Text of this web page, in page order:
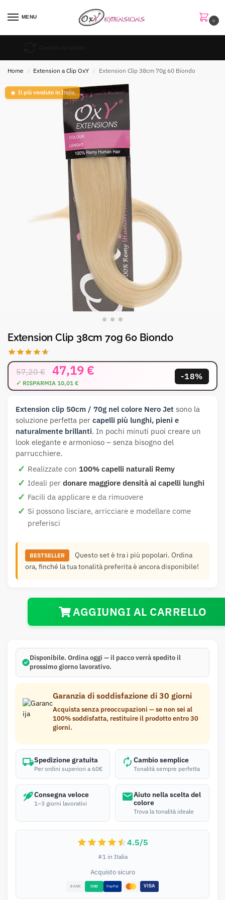
MENU
0
Home / Extension a Clip OxY / Extension Clip 38cm 70g 60 Biondo
Il più venduto in Italia
Extension Clip 38cm 70g 60 Biondo
57,20€ 47,19 € -18%
Extension clip 50cm / 70g nel colore Nero Jet sono la
soluzione perfetta per capelli più lunghi, pieni e
naturalmente brillanti. In pochi minuti puoi creare un
look elegante e armonioso – senza bisogno del
parrucchiere.
Realizzate con 100% capelli naturali Remy
Ideali per donare maggiore densità ai capelli lunghi
Facili da applicare e da rimuovere
Si possono lisciare, arricciare e modellare come
preferisci
BESTSELLER
Questo set è tra i più popolari. Ordina
ora, finché la tua tonalità preferita è ancora disponibile!
AGGIUNGI AL CARRELLO
Disponibile. Ordina oggi — il pacco verrà spedito il
prossimo giorno lavorativo.
Garanzia di soddisfazione di 30 giorni
Acquista senza preoccupazioni — se non sei al
100% soddisfatta, restituire il prodotto entro 30
giorni.
Spedizione gratuita
Per ordini superiori a 60€
Cambio semplice
Tonalità sempre perfetta
Consegna veloce
1–3 giorni lavorativi
Aiuto nella scelta del
colore
Trova la tonalità ideale
4.5/5
#1 in Italia
Acquisto sicuro